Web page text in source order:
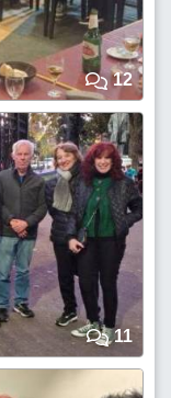
12
11